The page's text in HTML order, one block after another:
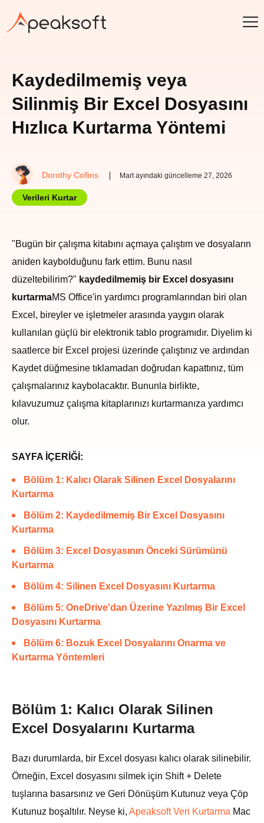
Kaydedilmemiş veya
Silinmiş Bir Excel Dosyasını
Hızlıca Kurtarma Yöntemi
Dorothy Collins Mart ayındaki güncelleme 27, 2026
Verileri Kurtar
"Bugün bir çalışma kitabını açmaya çalıştım ve dosyaların
aniden kaybolduğunu fark ettim. Bunu nasıl
düzeltebilirim?" kaydedilmemiş bir Excel dosyasını
kurtarmaMS Office'in yardımcı programlarından biri olan
Excel, bireyler ve işletmeler arasında yaygın olarak
kullanılan güçlü bir elektronik tablo programıdır. Diyelim ki
saatlerce bir Excel projesi üzerinde çalıştınız ve ardından
Kaydet düğmesine tıklamadan doğrudan kapattınız, tüm
çalışmalarınız kaybolacaktır. Bununla birlikte,
kılavuzumuz çalışma kitaplarınızı kurtarmanıza yardımcı
olur.
SAYFA İÇERİĞİ:
Bölüm 1: Kalıcı Olarak Silinen Excel Dosyalarını
Kurtarma
Bölüm 2: Kaydedilmemiş Bir Excel Dosyasını
Kurtarma
Bölüm 3: Excel Dosyasının Önceki Sürümünü
Kurtarma
Bölüm 4: Silinen Excel Dosyasını Kurtarma
Bölüm 5: OneDrive'dan Üzerine Yazılmış Bir Excel
Dosyasını Kurtarma
Bölüm 6: Bozuk Excel Dosyalarını Onarma ve
Kurtarma Yöntemleri
Bölüm 1: Kalıcı Olarak Silinen
Excel Dosyalarını Kurtarma
Bazı durumlarda, bir Excel dosyası kalıcı olarak silinebilir.
Örneğin, Excel dosyasını silmek için Shift + Delete
tuşlarına basarsınız ve Geri Dönüşüm Kutunuz veya Çöp
Kutunuz boşaltılır. Neyse ki, Apeaksoft Veri Kurtarma Mac